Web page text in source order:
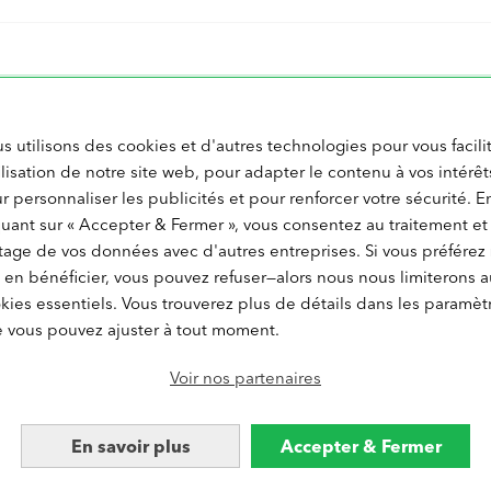
utilisons des cookies et d'autres technologies pour vous
de notre site web, pour adapter le contenu à vos
personnaliser les publicités et pour renforcer votre sécurité.
sur « Accepter & Fermer », vous consentez au traitement et
de vos données avec d'autres entreprises. Si vous préférez
en bénéficier, vous pouvez refuser—alors nous nous limiterons
essentiels. Vous trouverez plus de détails dans les
vous pouvez ajuster à tout moment.
Voir nos partenaires
En savoir plus Accepter & Fermer
LIVRE PHOTO
Livre photo
Livre photo 18 ans
Livre photo couple
Livre photo de recette
PÊLE-MÊLE PHOTO
Pêle-mêle photo